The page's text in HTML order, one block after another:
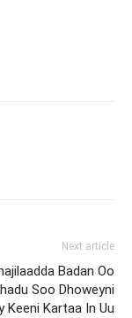
Next article
Badan Oo
Soo Dhoweyni
Keeni Kartaa In Uu